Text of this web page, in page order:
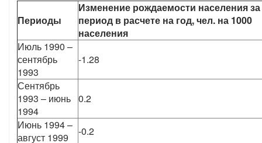
Периоды
Изменение рождаемости населения за
период в расчете на год, чел. на 1000
населения
Июль 1990 –
сентябрь
1993
-1.28
Сентябрь
1993 – июнь
1994
0.2
Июнь 1994 –
август 1999
-0.2